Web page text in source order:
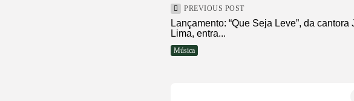
PREVIOUS POST
Lançamento: “Que Seja Leve”, da cantora
Lima, entra...
Música